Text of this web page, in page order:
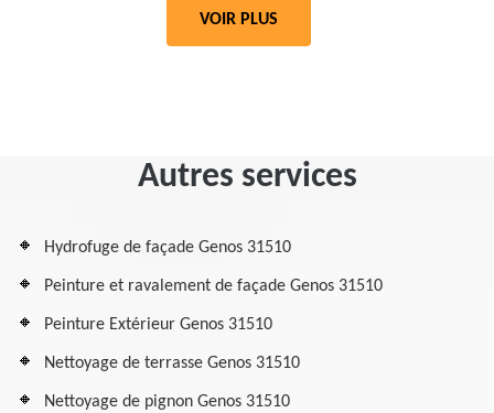
VOIR PLUS
Autres services
Hydrofuge de façade Genos 31510
Peinture et ravalement de façade Genos 31510
Peinture Extérieur Genos 31510
Nettoyage de terrasse Genos 31510
Nettoyage de pignon Genos 31510